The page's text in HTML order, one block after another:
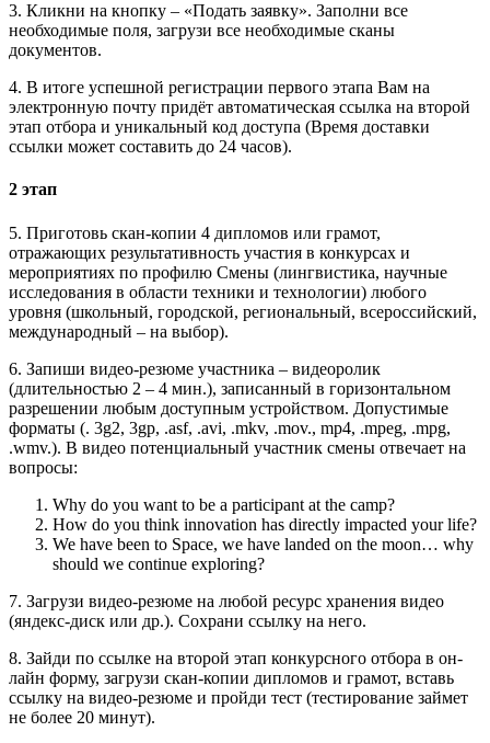
3. Кликни на кнопку – «Подать заявку». Заполни все
необходимые поля, загрузи все необходимые сканы
документов.
4. В итоге успешной регистрации первого этапа Вам на
электронную почту придёт автоматическая ссылка на второй
этап отбора и уникальный код доступа (Время доставки
ссылки может составить до 24 часов).
2 этап
5. Приготовь скан-копии 4 дипломов или грамот,
отражающих результативность участия в конкурсах и
мероприятиях по профилю Смены (лингвистика, научные
исследования в области техники и технологии) любого
уровня (школьный, городской, региональный, всероссийский,
международный – на выбор).
6. Запиши видео-резюме участника – видеоролик
(длительностью 2 – 4 мин.), записанный в горизонтальном
разрешении любым доступным устройством. Допустимые
форматы (. 3g2, 3gp, .asf, .avi, .mkv, .mov., mp4, .mpeg, .mpg,
.wmv.). В видео потенциальный участник смены отвечает на
вопросы:
Why do you want to be a participant at the camp?
How do you think innovation has directly impacted your life?
We have been to Space, we have landed on the moon… why
should we continue exploring?
7. Загрузи видео-резюме на любой ресурс хранения видео
(яндекс-диск или др.). Сохрани ссылку на него.
8. Зайди по ссылке на второй этап конкурсного отбора в он-
лайн форму, загрузи скан-копии дипломов и грамот, вставь
ссылку на видео-резюме и пройди тест (тестирование займет
не более 20 минут).